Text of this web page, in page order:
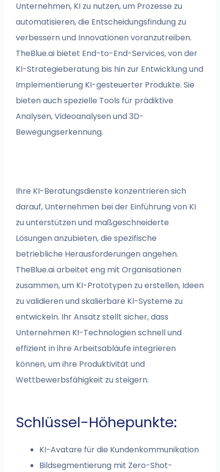
Unternehmen, KI zu nutzen, um Prozesse zu
automatisieren, die Entscheidungsfindung zu
verbessern und Innovationen voranzutreiben.
TheBlue.ai bietet End-to-End-Services, von der
KI-Strategieberatung bis hin zur Entwicklung und
Implementierung KI-gesteuerter Produkte. Sie
bieten auch spezielle Tools für prädiktive
Analysen, Videoanalysen und 3D-
Bewegungserkennung.
Ihre KI-Beratungsdienste konzentrieren sich
darauf, Unternehmen bei der Einführung von KI
zu unterstützen und maßgeschneiderte
Lösungen anzubieten, die spezifische
betriebliche Herausforderungen angehen.
TheBlue.ai arbeitet eng mit Organisationen
zusammen, um KI-Prototypen zu erstellen, Ideen
zu validieren und skalierbare KI-Systeme zu
entwickeln. Ihr Ansatz stellt sicher, dass
Unternehmen KI-Technologien schnell und
effizient in ihre Arbeitsabläufe integrieren
können, um ihre Produktivität und
Wettbewerbsfähigkeit zu steigern.
Schlüssel-Höhepunkte:
KI-Avatare für die Kundenkommunikation
Bildsegmentierung mit Zero-Shot-